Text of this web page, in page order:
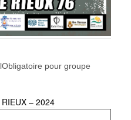
pour groupe
– 2024